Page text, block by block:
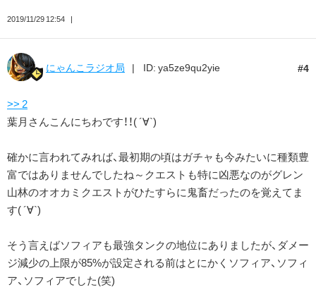
2019/11/29 12:54
4
にゃんこラジオ局 ID: ya5ze9qu2yie
>> 2
葉月さんこんにちわです！！( ´∀`)
確かに言われてみれば、最初期の頃はガチャも今みたいに種類豊
富ではありませんでしたね～クエストも特に凶悪なのがグレン
山林のオオカミクエストがひたすらに鬼畜だったのを覚えてま
す( ´∀`)
そう言えばソフィアも最強タンクの地位にありましたが、ダメー
ジ減少の上限が85%が設定される前はとにかくソフィア、ソフィ
ア、ソフィアでした(笑)